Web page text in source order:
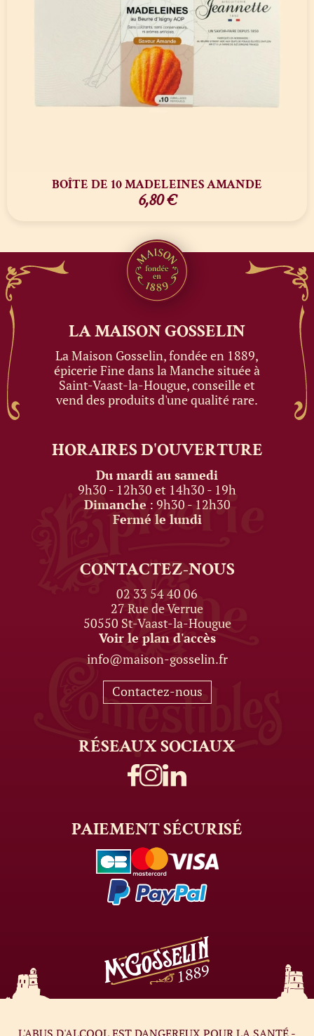
BOÎTE DE 10 MADELEINES AMANDE
6,80€
LA MAISONGOSSELIN
La Maison Gosselin, fondée en 1889,
épicerie Fine dans la Manche située à
Saint-Vaast-la-Hougue, conseille et
vend des produits d'une qualité rare.
HORAIRESD'OUVERTURE
Du mardi au samedi
9h30 - 12h30 et 14h30 - 19h
Dimanche : 9h30 - 12h30
Fermé le lundi
CONTACTEZ-NOUS
02 33 54 40 06
27 Rue de Verrue
50550 St-Vaast-la-Hougue
Voir le plan d'accès
info@maison-gosselin.fr
Contactez-nous
RÉSEAUXSOCIAUX
PAIEMENTSÉCURISÉ